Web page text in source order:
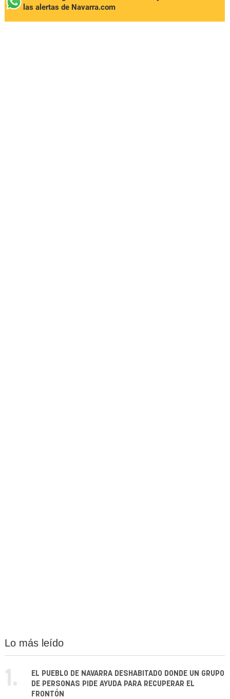
las alertas de Navarra.com
Lo más leído
1.
EL PUEBLO DE NAVARRA DESHABITADO DONDE UN GRUPO
DE PERSONAS PIDE AYUDA PARA RECUPERAR EL
FRONTÓN